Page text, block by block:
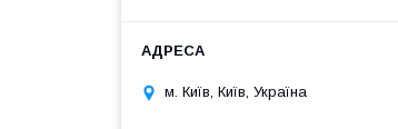
м. Київ, Київ, Україна